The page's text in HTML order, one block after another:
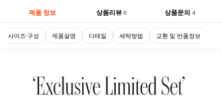
제품 정보 상품리뷰 0 상품문의 4
사이즈·구성 제품설명 디테일 세탁방법 교환 및 반품정보